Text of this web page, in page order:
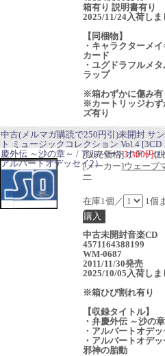
箱有り 説明書有り
2025/11/24入荷しま
【同梱物】
・キャラクターメ
カード
・ユグドラフルメ
ラップ
※箱わずかに傷み有
※カートリッジわず
ズ有り
中古(メルマガ購読で250円引)未開封 サ
ト ミュージックコレクション Vol.4 [3CD
慶外伝 ～沙の章～ / アルバートオデッセ
アルバートオデッセイ2）
[販売価格]3,300円(
[メーカー]ウェーブ
ー
在庫1個／ 1個
中古未開封音楽CD
4571164388199
WM-0687
2011/11/30発売
2025/10/05入荷しま
※箱ひび割れ有り
【収録タイトル】
・弁慶外伝 ～沙の
・アルバートオデ
・アルバートオデ
邪神の胎動